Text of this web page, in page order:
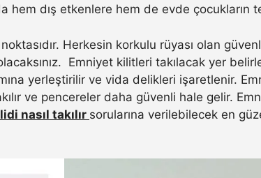
hem dış etkenlere hem de evde
Herkesin korkulu rüyası olan
Emniyet kilitleri takılacak yer
yerleştirilir ve vida delikleri işaretlenir.
ve pencereler daha güvenli hale gelir.
nasıl takılır sorularına verilebilecek en